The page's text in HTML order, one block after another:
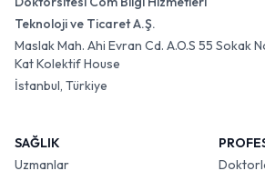
Teknoloji ve Ticaret A.Ş.
Maslak Mah. Ahi Evran Cd. A.O.S 55 Sokak
Kat Kolektif House
İstanbul, Türkiye
SAĞLIK
Uzmanlar